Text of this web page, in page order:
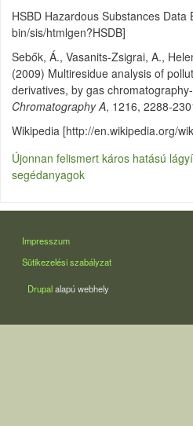
HSBD Hazardous Substances
bin/sis/htmlgen?HSDB]
Sebők, Á., Vasanits-Zsigrai, A.,
(2009) Multiresidue analysis of
derivatives, by gas
Chromatography A, 1216, 2288-
Wikipedia [http://en.wikipedia.org/
Újonnan felismert káros hatású
segédanyagok
LÁBLÉC
Impresszum
Sütikezelési szabályzat
Drupalalapú webhely